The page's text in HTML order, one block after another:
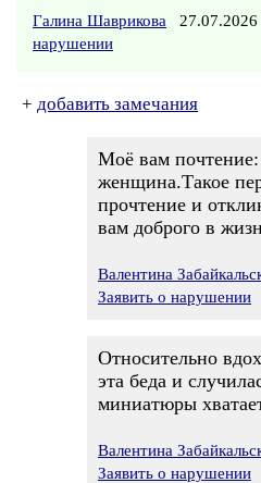
Галина Шаврикова
нарушении
+ добавить замечания
Моё вам
женщина.Такое
прочтение и
вам доброго в
Валентина
Заявить о нарушении
Относительно
эта беда и
миниатюры
Валентина
Заявить о нарушении